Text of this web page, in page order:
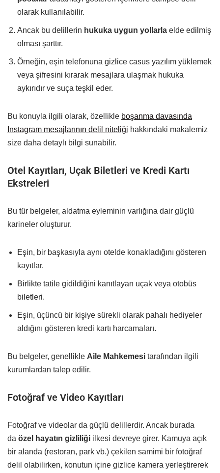
olarak kullanılabilir.
Ancak bu delillerin hukuka uygun yollarla elde edilmiş
olması şarttır.
Örneğin, eşin telefonuna gizlice casus yazılım yüklemek
veya şifresini kırarak mesajlara ulaşmak hukuka
aykırıdır ve suça teşkil eder.
Bu konuyla ilgili olarak, özellikle boşanma davasında
Instagram mesajlarının delil niteliği hakkındaki makalemiz
size daha detaylı bilgi sunabilir.
Otel Kayıtları, Uçak Biletleri ve Kredi Kartı
Ekstreleri
Bu tür belgeler, aldatma eyleminin varlığına dair güçlü
karineler oluşturur.
Eşin, bir başkasıyla aynı otelde konakladığını gösteren
kayıtlar.
Birlikte tatile gidildiğini kanıtlayan uçak veya otobüs
biletleri.
Eşin, üçüncü bir kişiye sürekli olarak pahalı hediyeler
aldığını gösteren kredi kartı harcamaları.
Bu belgeler, genellikle Aile Mahkemesi tarafından ilgili
kurumlardan talep edilir.
Fotoğraf ve Video Kayıtları
Fotoğraf ve videolar da güçlü delillerdir. Ancak burada
da özel hayatın gizliliği ilkesi devreye girer. Kamuya açık
bir alanda (restoran, park vb.) çekilen samimi bir fotoğraf
delil olabilirken, konutun içine gizlice kamera yerleştirerek